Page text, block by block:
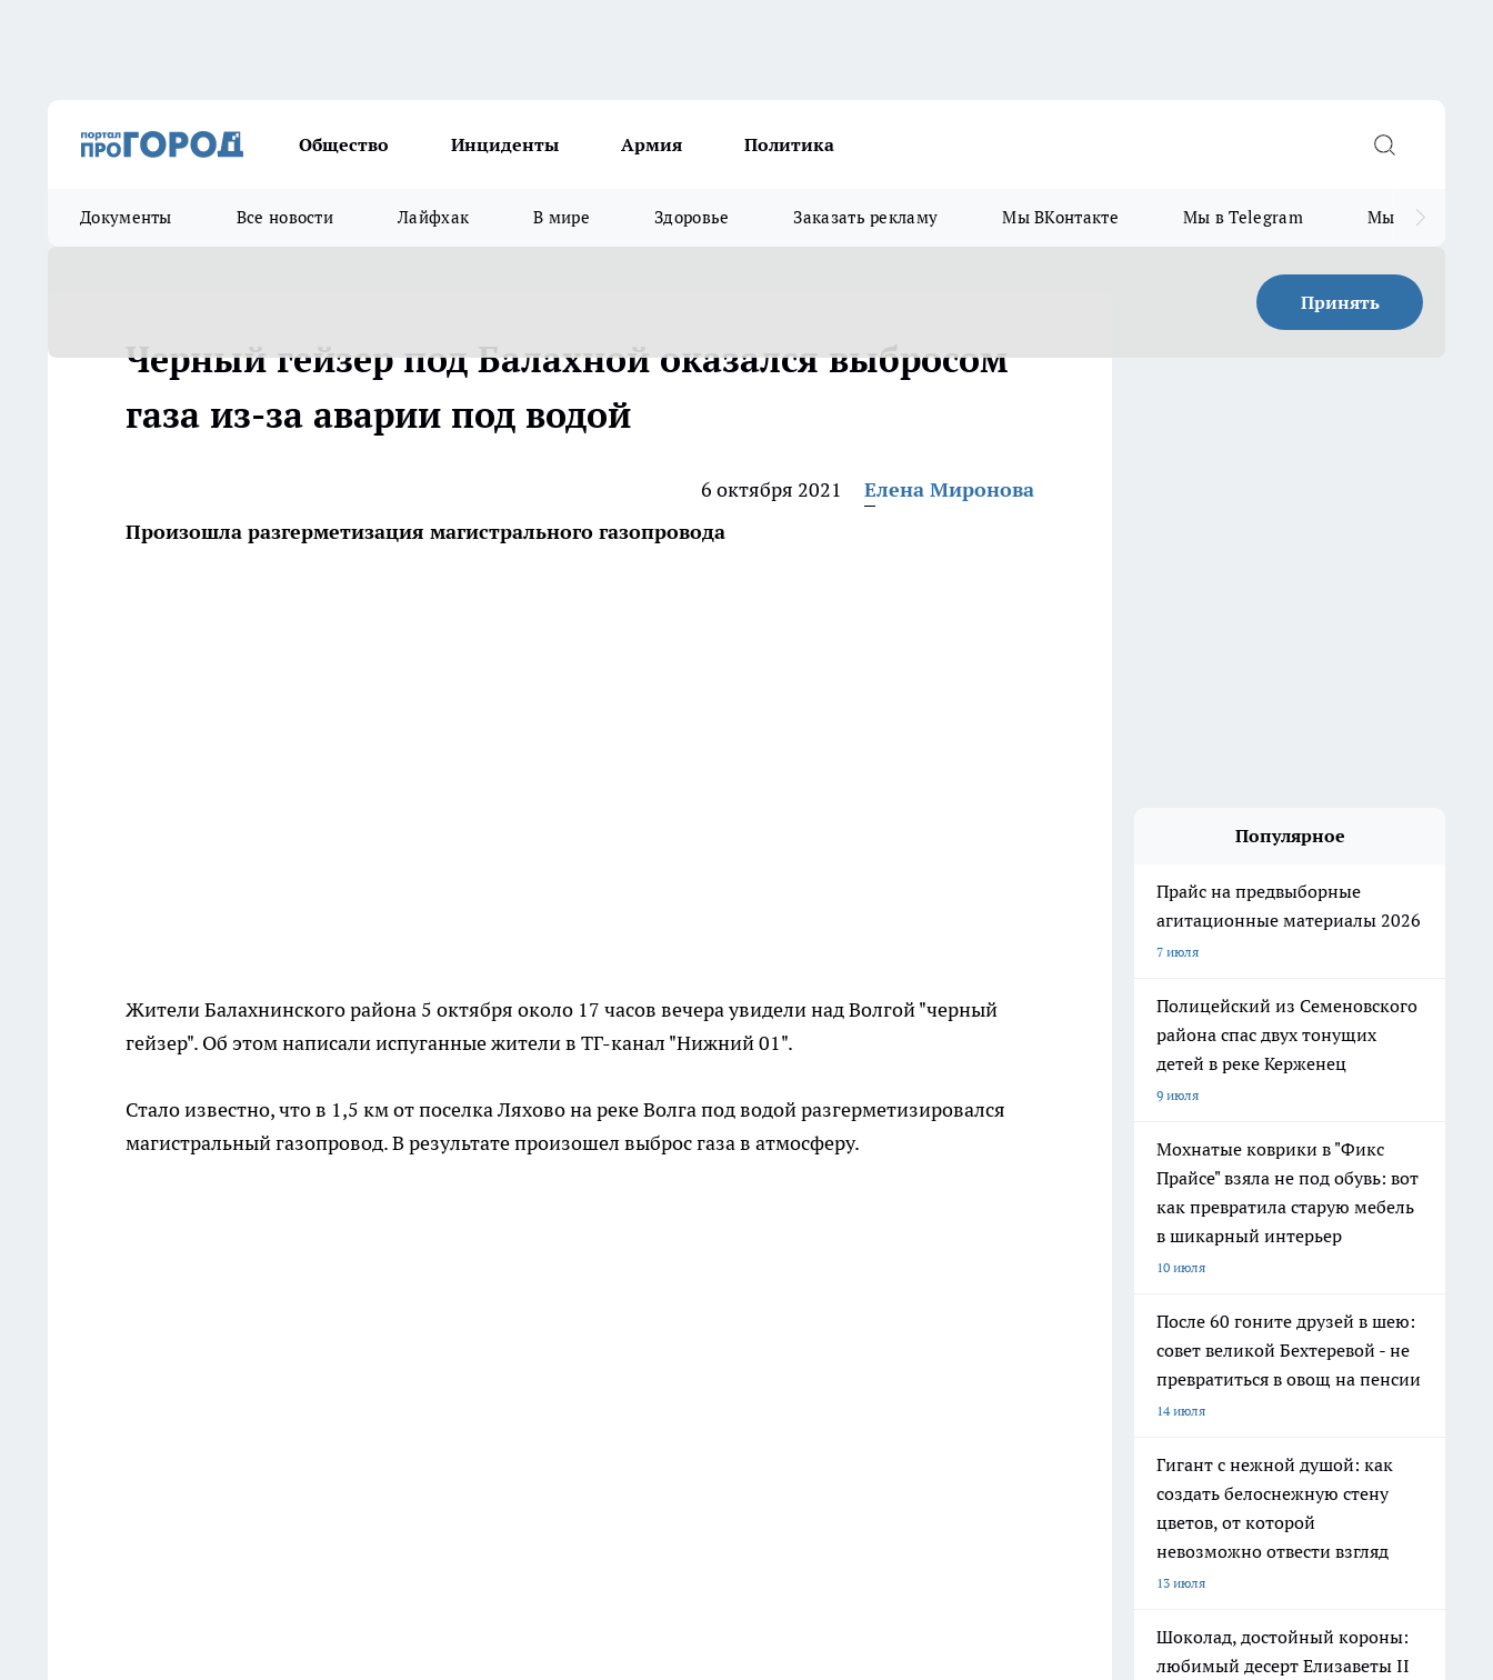
Общество Инциденты Армия Политика
Документы Все новости Лайфхак В мире Здоровье Заказать рекламу Мы ВКонтакте Мы в Telegram Мы в MAX
Принять
Черный гейзер под Балахной оказался выбросом
газа из-за аварии под водой
6 октября 2021
Елена Миронова
Произошла разгерметизация магистрального газопровода
Жители Балахнинского района 5 октября около 17 часов вечера увидели над Волгой "черный
гейзер". Об этом написали испуганные жители в ТГ-канал "Нижний 01".
Стало известно, что в 1,5 км от поселка Ляхово на реке Волга под водой разгерметизировался
магистральный газопровод. В результате произошел выброс газа в атмосферу.
Популярное
Прайс на предвыборные
агитационные материалы 2026
7 июля
Полицейский из Семеновского
района спас двух тонущих
детей в реке Керженец
9 июля
Мохнатые коврики в "Фикс
Прайсе" взяла не под обувь: вот
как превратила старую мебель
в шикарный интерьер
10 июля
После 60 гоните друзей в шею:
совет великой Бехтеревой - не
превратиться в овощ на пенсии
14 июля
Гигант с нежной душой: как
создать белоснежную стену
цветов, от которой
невозможно отвести взгляд
13 июля
Шоколад, достойный короны:
любимый десерт Елизаветы II